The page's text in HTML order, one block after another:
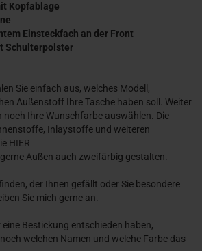
Kopfablage
Einsteckfach an der Front
Schulterpolster
Sie einfach aus, welches Modell,
Außenstoff Ihre Tasche haben soll. Weiter
noch Ihre Wunschfarbe auswählen. Die
Inlaystoffe und weiteren
HIER
Außen auch zweifärbig gestalten.
der Ihnen gefällt oder Sie besondere
Sie mich gerne an.
eine Bestickung entschieden haben,
welchen Namen und welche Farbe das